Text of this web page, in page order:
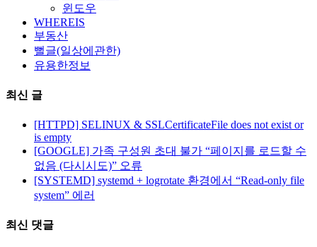
윈도우
WHEREIS
부동산
뻘글(일상에관한)
유용한정보
최신 글
[HTTPD] SELINUX & SSLCertificateFile does not exist or
is empty
[GOOGLE] 가족 구성원 초대 불가 “페이지를 로드할 수
없음 (다시시도)” 오류
[SYSTEMD] systemd + logrotate 환경에서 “Read-only file
system” 에러
최신 댓글